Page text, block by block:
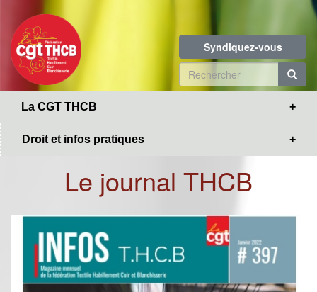
contenu
principal
Syndiquez-vous
Formulaire
de
La CGT THCB
Droit et infos pratiques
Le journal THCB